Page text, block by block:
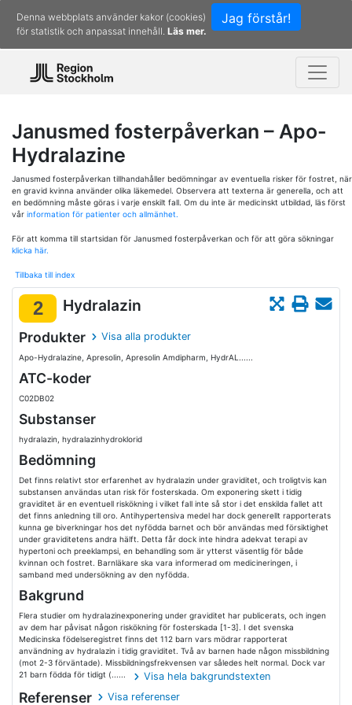
Jag förstår!
Denna webbplats använder kakor (cookies)
för statistik och anpassat innehåll. Läs mer.
Janusmed fosterpåverkan – Apo-
Hydralazine
Janusmed fosterpåverkan tillhandahåller bedömningar av eventuella risker för fostret, när
en gravid kvinna använder olika läkemedel. Observera att texterna är generella, och att
en bedömning måste göras i varje enskilt fall. Om du inte är medicinskt utbildad, läs först
vår information för patienter och allmänhet.
För att komma till startsidan för Janusmed fosterpåverkan och för att göra sökningar
klicka här.
Tillbaka till index
2 Hydralazin
Produkter Visa alla produkter
Apo-Hydralazine, Apresolin, Apresolin Amdipharm, HydrAL......
ATC-koder
C02DB02
Substanser
hydralazin, hydralazinhydroklorid
Bedömning
Det finns relativt stor erfarenhet av hydralazin under graviditet, och troligtvis kan
substansen användas utan risk för fosterskada. Om exponering skett i tidig
graviditet är en eventuell riskökning i vilket fall inte så stor i det enskilda fallet att
det finns anledning till oro. Antihypertensiva medel har dock generellt rapporterats
kunna ge biverkningar hos det nyfödda barnet och bör användas med försiktighet
under graviditetens andra hälft. Detta får dock inte hindra adekvat terapi av
hypertoni och preeklampsi, en behandling som är ytterst väsentlig för både
kvinnan och fostret. Barnläkare ska vara informerad om medicineringen, i
samband med undersökning av den nyfödda.
Bakgrund
Flera studier om hydralazinexponering under graviditet har publicerats, och ingen
av dem har påvisat någon riskökning för fosterskada [1-3]. I det svenska
Medicinska födelseregistret finns det 112 barn vars mödrar rapporterat
användning av hydralazin i tidig graviditet. Två av barnen hade någon missbildning
(mot 2-3 förväntade). Missbildningsfrekvensen var således helt normal. Dock var
21 barn födda för tidigt (......
Visa hela bakgrundstexten
Referenser Visa referenser